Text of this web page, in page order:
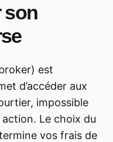
son
est
d’accéder aux
impossible
action. Le choix du
vos frais de